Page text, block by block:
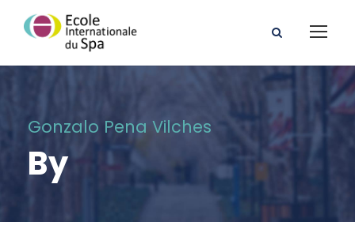
Gonzalo Pena Vilches
By